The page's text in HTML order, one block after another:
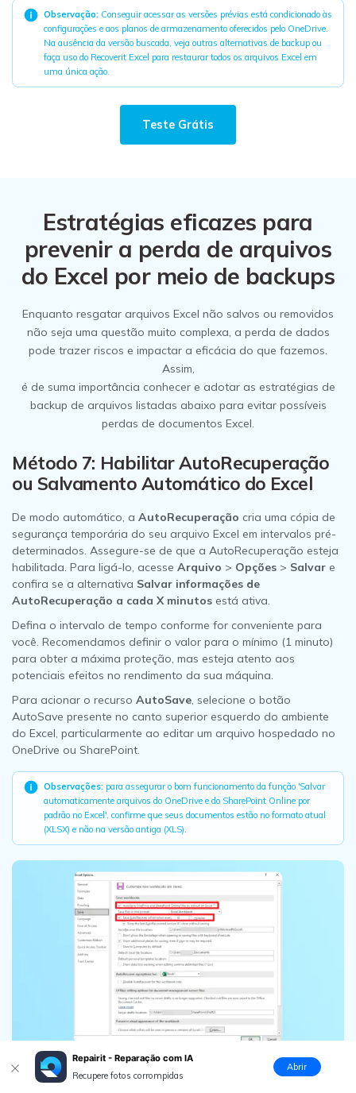
Observação: Conseguir acessar as versões prévias está condicionado às
configurações e aos planos de armazenamento oferecidos pelo OneDrive.
Na ausência da versão buscada, veja outras alternativas de backup ou
faça uso do Recoverit Excel para restaurar todos os arquivos Excel em
uma única ação.
Teste Grátis
Estratégias eficazes para
prevenir a perda de arquivos
do Excel por meio de backups
Enquanto resgatar arquivos Excel não salvos ou removidos
não seja uma questão muito complexa, a perda de dados
pode trazer riscos e impactar a eficácia do que fazemos.
Assim,
é de suma importância conhecer e adotar as estratégias de
backup de arquivos listadas abaixo para evitar possíveis
perdas de documentos Excel.
Método 7: Habilitar AutoRecuperação
ou Salvamento Automático do Excel
De modo automático, a AutoRecuperação cria uma cópia de
segurança temporária do seu arquivo Excel em intervalos pré-
determinados. Assegure-se de que a AutoRecuperação esteja
habilitada. Para ligá-lo, acesse Arquivo > Opções > Salvar e
confira se a alternativa Salvar informações de
AutoRecuperação a cada X minutos está ativa.
Defina o intervalo de tempo conforme for conveniente para
você. Recomendamos definir o valor para o mínimo (1 minuto)
para obter a máxima proteção, mas esteja atento aos
potenciais efeitos no rendimento da sua máquina.
Para acionar o recurso AutoSave , selecione o botão
AutoSave presente no canto superior esquerdo do ambiente
do Excel, particularmente ao editar um arquivo hospedado no
OneDrive ou SharePoint.
Observações: para assegurar o bom funcionamento da função 'Salvar
automaticamente arquivos do OneDrive e do SharePoint Online por
padrão no Excel', confirme que seus documentos estão no formato atual
(XLSX) e não na versão antiga (XLS).
Repairit - Reparação com IA
Recupere fotos corrompidas
Abrir